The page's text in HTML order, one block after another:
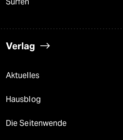
Verlag
Aktuelles
Hausblog
Die Seitenwende